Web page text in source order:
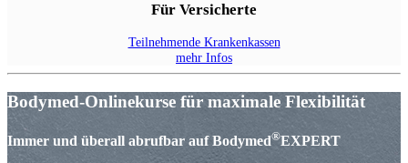
Für Versicherte
Teilnehmende Krankenkassen
mehr Infos
Bodymed-Onlinekurse für maximale Flexibilität
Immer und überall abrufbar auf Bodymed®EXPERT